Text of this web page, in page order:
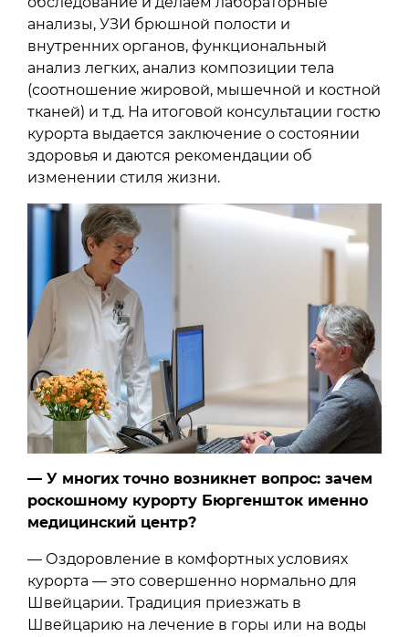
анализы, УЗИ брюшной полости и
внутренних органов, функциональный
анализ легких, анализ композиции тела
(соотношение жировой, мышечной и костной
тканей) и т.д. На итоговой консультации гостю
курорта выдается заключение о состоянии
здоровья и даются рекомендации об
изменении стиля жизни.
— У многих точно возникнет вопрос: зачем
роскошному курорту Бюргеншток именно
медицинский центр?
— Оздоровление в комфортных условиях
курорта — это совершенно нормально для
Швейцарии. Традиция приезжать в
Швейцарию на лечение в горы или на воды